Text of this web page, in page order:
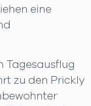
eine
Tagesausflug
zu den Prickly